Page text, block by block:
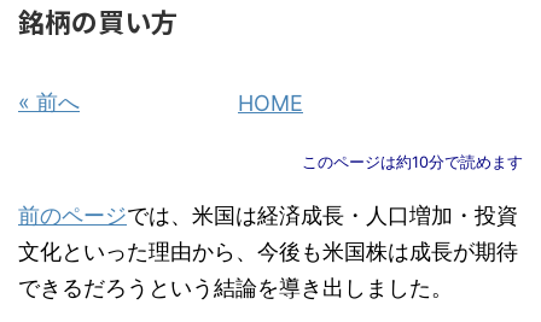
銘柄の買い方
« 前へ HOME
このページは約10分で読めます
前のページでは、米国は経済成長・人口増加・投資
文化といった理由から、今後も米国株は成長が期待
できるだろうという結論を導き出しました。